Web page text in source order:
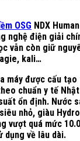
OSG NDX
nghệ điện giải
vẫn còn giữ
kali…
máy được cấu
chuẩn y tế
ổn định. Nước
nhỏ, giàu
vượt quá mức
dụng về lâu dài.